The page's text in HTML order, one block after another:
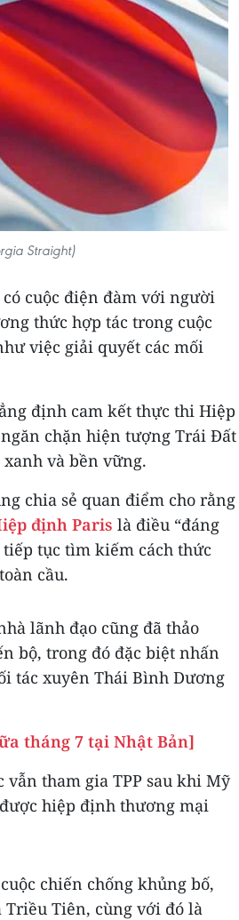
Straight)
cuộc điện đàm với người
thức hợp tác trong cuộc
việc giải quyết các mối
định cam kết thực thi Hiệp
chặn hiện tượng Trái Đất
và bền vững.
chia sẻ quan điểm cho rằng
định Paris là điều “đáng
tiếp tục tìm kiếm cách thức
cầu.
lãnh đạo cũng đã thảo
bộ, trong đó đặc biệt nhấn
tác xuyên Thái Bình Dương
tháng 7 tại Nhật Bản]
tham gia TPP sau khi Mỹ
hiệp định thương mại
chiến chống khủng bố,
Tiên, cùng với đó là